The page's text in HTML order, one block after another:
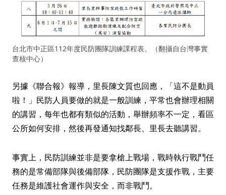
台北市中正區112年度民防團隊訓練課程表。（翻攝自台灣事實
查核中心）
另據《聯合報》報導，里長陳文質也回應，「這不是動員
啦！」民防人員要做的就是一般訓練，平常也會辦理相關
的講習，每年也都有類似的活動，舉辦頻率不一定，看區
公所如何安排，然後再發通知找鄰長、里長去聽講習。
事實上，民防訓練並非是要拿槍上戰場，戰時執行戰鬥任
務的是常備部隊與後備部隊，民防團隊是支援作戰，主要
任務是維護社會運作與安全，而非戰鬥。